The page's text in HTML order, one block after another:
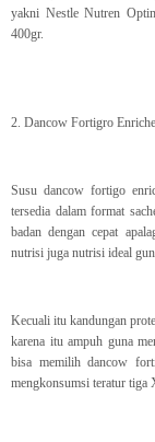
yakni Nestle Nutren
400gr.
2. Dancow Fortigro
Susu dancow fortigo
tersedia dalam format
badan dengan cepat
nutrisi juga nutrisi ideal
Kecuali itu kandungan
karena itu ampuh guna
bisa memilih dancow
mengkonsumsi teratur tiga